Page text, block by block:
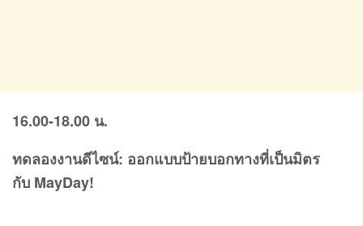
16.00-18.00 น.
ทดลองงานดีไซน์: ออกแบบป้ายบอกทางที่เป็นมิตร
กับ MayDay!